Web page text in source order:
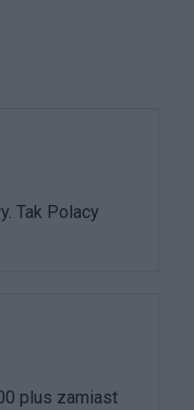
Tak Polacy
plus zamiast